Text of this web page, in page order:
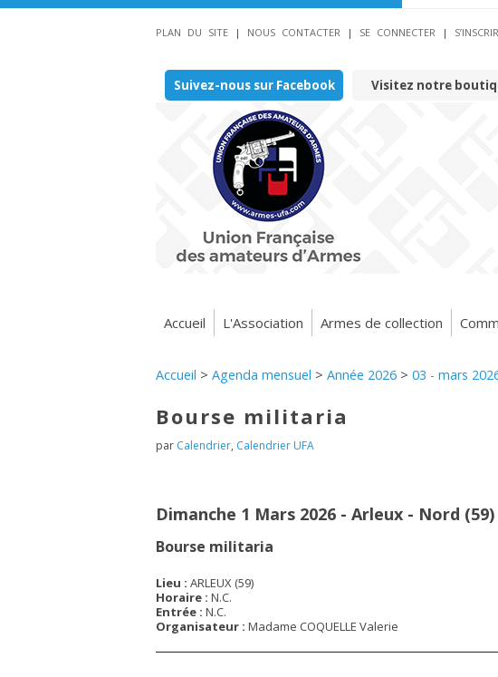
PLAN DU SITE | NOUS CONTACTER | SE CONNECTER |
Suivez-nous sur Facebook Visitez notre
Accueil L'Association Armes de collection
Accueil > Agenda mensuel > Année 2026 > 03 - mars
Bourse militaria
par Calendrier, Calendrier UFA
Dimanche 1 Mars 2026 - Arleux - Nord (59)
Bourse militaria
Lieu : ARLEUX (59)
Horaire : N.C.
Entrée : N.C.
Organisateur : Madame COQUELLE Valerie